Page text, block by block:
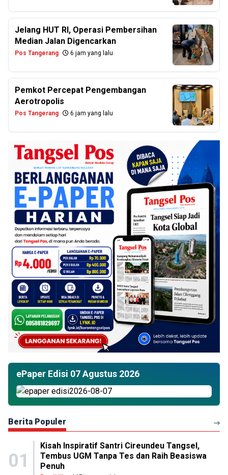
Jelang HUT RI, Operasi Pembersihan
Median Jalan Digencarkan
Pos Tangerang 6 jam yang lalu
Pemkot Percepat Pengembangan
Aerotropolis
Pos Tangerang 6 jam yang lalu
ePaper Edisi 07 Agustus 2026
Berita Populer
01
Kisah Inspiratif Santri Cireundeu Tangsel,
Tembus UGM Tanpa Tes dan Raih Beasiswa
Penuh